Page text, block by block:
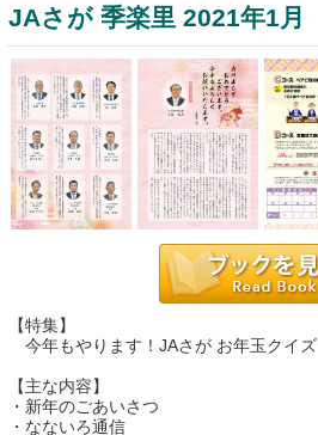
JAさが 季楽里 2021年1月
【特集】
今年もやります！JAさが お年玉クイズ
【主な内容】
・新年のごあいさつ
・なないろ通信
運営：福博印刷
saga ebooksとは
よくある質問
サイトマップ
お問い合わせ